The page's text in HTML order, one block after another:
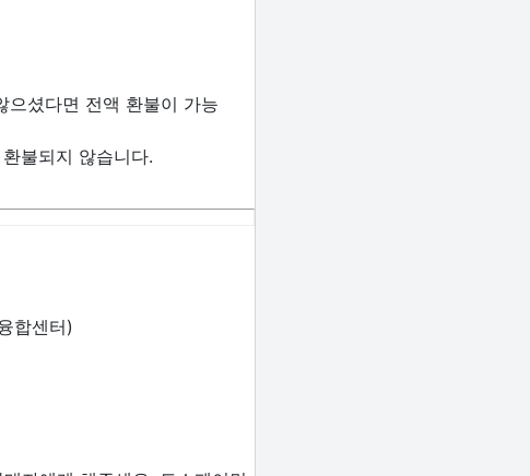
으셨다면 전액 환불이 가능
불되지 않습니다.
합센터)